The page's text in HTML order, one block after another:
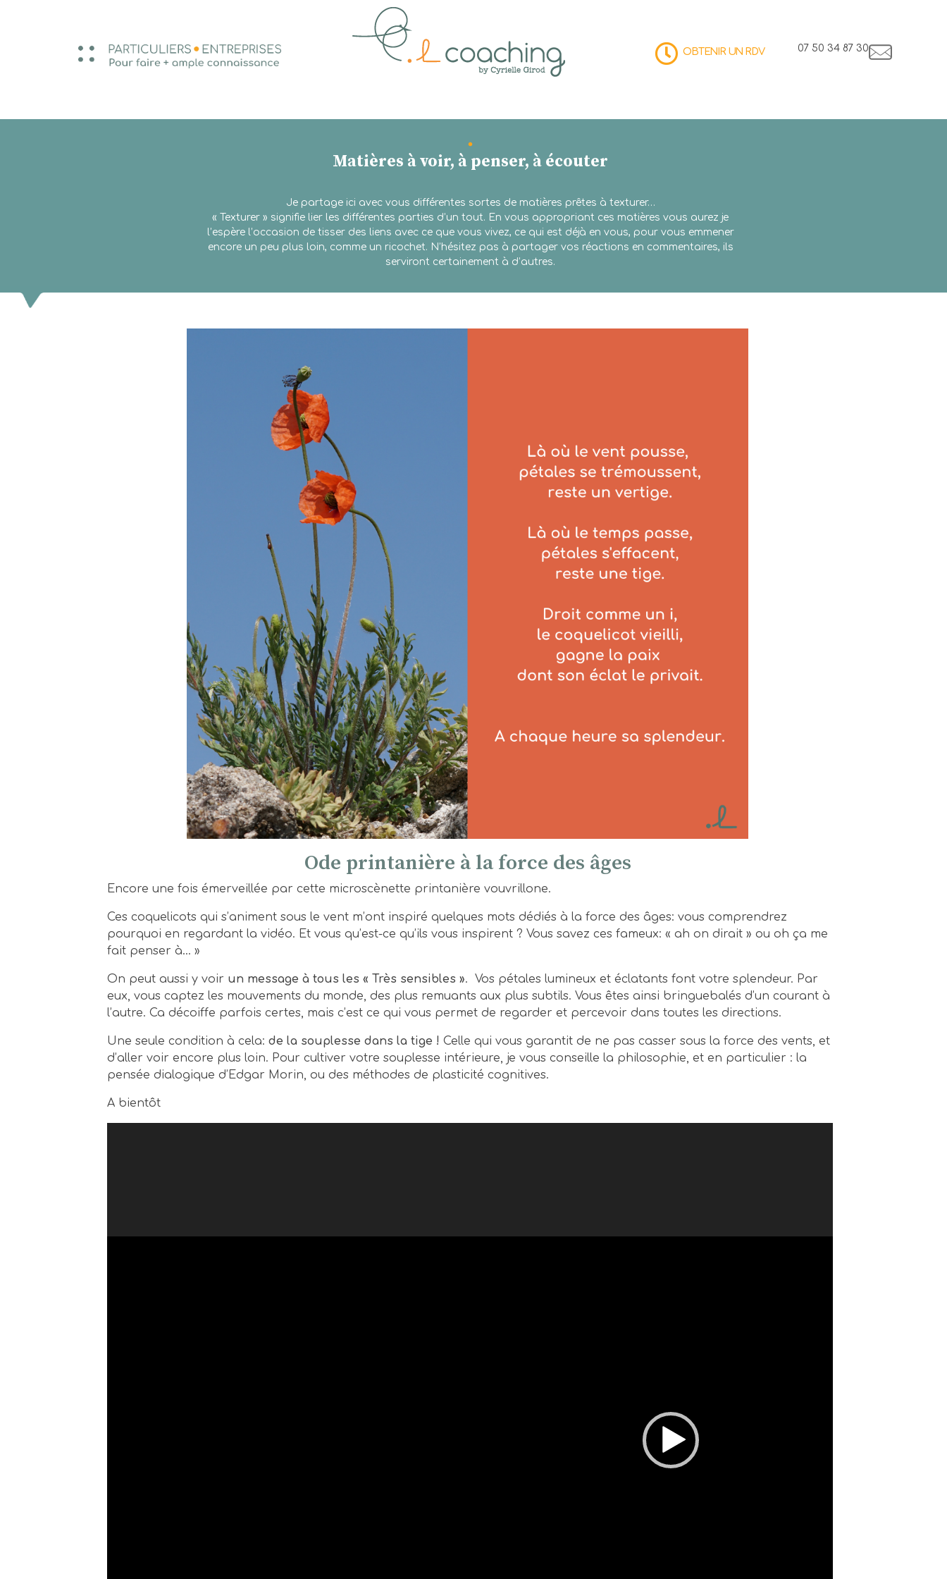
OBTENIR UN RDV 07 50 34 87 30
Matières à voir, à penser, à écouter
Je partage ici avec vous différentes sortes de matières prêtes à texturer…
« Texturer » signifie lier les différentes parties d’un tout. En vous appropriant ces matières vous aurez je
l’espère l’occasion de tisser des liens avec ce que vous vivez, ce qui est déjà en vous, pour vous emmener
encore un peu plus loin, comme un ricochet. N’hésitez pas à partager vos réactions en commentaires, ils
serviront certainement à d’autres.
Ode printanière à la force des âges
Encore une fois émerveillée par cette microscènette printanière vouvrillone.
Ces coquelicots qui s’animent sous le vent m’ont inspiré quelques mots dédiés à la force des âges: vous comprendrez
pourquoi en regardant la vidéo. Et vous qu’est-ce qu’ils vous inspirent ? Vous savez ces fameux: « ah on dirait » ou oh ça me
fait penser à… »
On peut aussi y voir un message à tous les « Très sensibles ». Vos pétales lumineux et éclatants font votre splendeur. Par
eux, vous captez les mouvements du monde, des plus remuants aux plus subtils. Vous êtes ainsi bringuebalés d’un courant à
l’autre. Ca décoiffe parfois certes, mais c’est ce qui vous permet de regarder et percevoir dans toutes les directions.
Une seule condition à cela: de la souplesse dans la tige ! Celle qui vous garantit de ne pas casser sous la force des vents, et
d’aller voir encore plus loin. Pour cultiver votre souplesse intérieure, je vous conseille la philosophie, et en particulier : la
pensée dialogique d’Edgar Morin, ou des méthodes de plasticité cognitives.
A bientôt